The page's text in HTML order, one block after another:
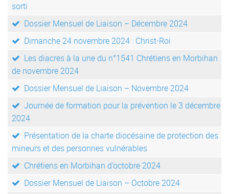
sorti
Dossier Mensuel de Liaison – Décembre 2024
Dimanche 24 novembre 2024 : Christ-Roi
Les diacres à la une du n°1541 Chrétiens en Morbihan
de novembre 2024
Dossier Mensuel de Liaison – Novembre 2024
Journée de formation pour la prévention le 3 décembre
2024
Présentation de la charte diocésaine de protection des
mineurs et des personnes vulnérables
Chrétiens en Morbihan d’octobre 2024
Dossier Mensuel de Liaison – Octobre 2024